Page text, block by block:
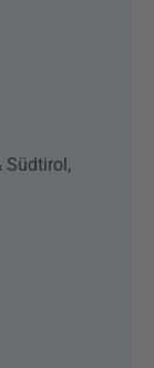
Südtirol,